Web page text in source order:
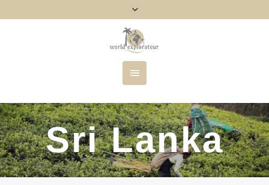
Sri Lanka